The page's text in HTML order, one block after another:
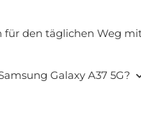
den täglichen Weg
Galaxy A37 5G?